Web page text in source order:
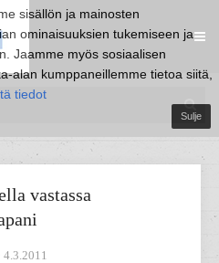
sisällön ja mainosten
ominaisuuksien tukemiseen ja
Jaamme myös sosiaalisen
alan kumppaneillemme tietoa siitä,
tiedot
Sulje
vastassa
4.3.2011